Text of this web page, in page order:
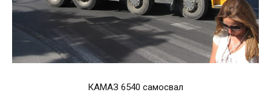
КАМАЗ 6540 самосвал